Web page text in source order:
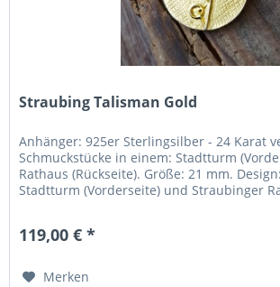
Straubing Talisman Gold
Anhänger: 925er Sterlingsilber - 24 Karat
Schmuckstücke in einem: Stadtturm
Rathaus (Rückseite). Größe: 21 mm.
Stadtturm (Vorderseite) und Straubinger
119,00 € *
Merken